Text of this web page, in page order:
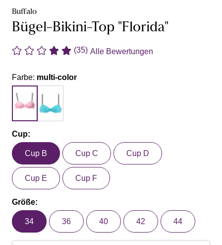
Buffalo
Bügel-Bikini-Top "Florida"
(35) Alle Bewertungen
Farbe: multi-color
Cup:
Cup B Cup C Cup D
Cup E Cup F
Größe:
34 36 40 42 44